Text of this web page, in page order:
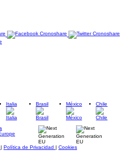
Italia Brasil México Chile
| Política de Privacidad | Cookies